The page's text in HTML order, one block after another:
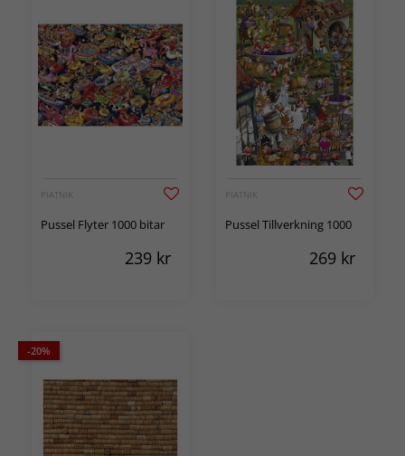
PIATNIK
Pussel Flyter 1000 bitar
239 kr
PIATNIK
Pussel Tillverkning 1000
269 kr
-20%